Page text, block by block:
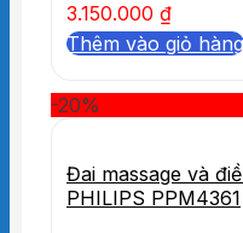
3.150.000 ₫
Thêm vào giỏ hàng
-20%
Đai massage và
PHILIPS PPM4361